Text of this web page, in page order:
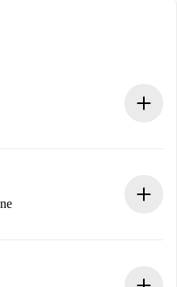
in anticipo.